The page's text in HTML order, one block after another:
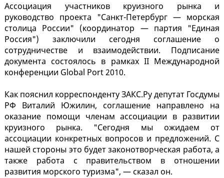
Ассоциация участников круизного рынка и
руководство проекта "Санкт-Петербург — морская
столица России" (координатор — партия "Единая
Россия") заключили сегодня соглашение о
сотрудничестве и взаимодействии. Подписание
документа состоялось в рамках II Международной
конференции Global Port 2010.
Как пояснил корреспонденту ЗАКС.Ру депутат Госдумы
РФ Виталий Южилин, соглашение направлено на
оказание помощи членам ассоциации в развитии
круизного рынка. "Сегодня мы ожидаем от
ассоциации конкретных вопросов и предложений. С
нашей стороны это будет законотворческая работа, а
также работа с правительством в отношении
развития морского туризма", — сказал он.